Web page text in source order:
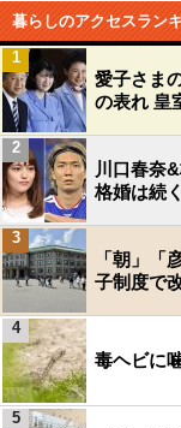
暮らしのアクセスラン
愛子さま
の表れ 皇
1
川口春奈
格婚は続
2
「朝」
子制度で
3
毒ヘビに
4
5